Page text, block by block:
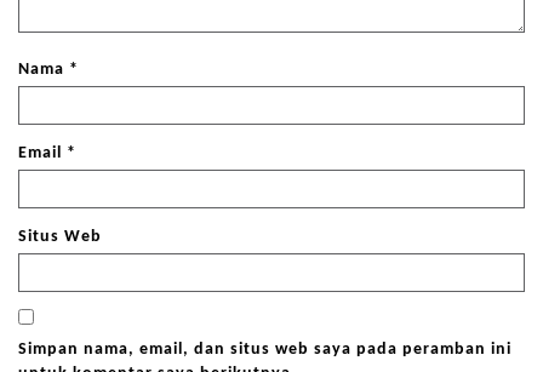
Nama *
Email *
Situs Web
Simpan nama, email, dan situs web saya pada peramban ini